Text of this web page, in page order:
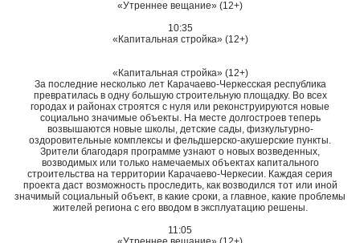
«Утреннее вещание» (12+)
10:35
«Капитальная стройка» (12+)
«Капитальная стройка» (12+)
За последние несколько лет Карачаево-Черкесская республика
превратилась в одну большую строительную площадку. Во всех
городах и районах строятся с нуля или реконструируются новые
социально значимые объекты. На месте долгостроев теперь
возвышаются новые школы, детские сады, физкультурно-
оздоровительные комплексы и фельдшерско-акушерские пункты.
Зрители благодаря программе узнают о новых возведенных,
возводимых или только намечаемых объектах капитального
строительства на территории Карачаево-Черкесии. Каждая серия
проекта даст возможность проследить, как возводился тот или иной
значимый социальный объект, в какие сроки, а главное, какие проблемы
жителей региона с его вводом в эксплуатацию решены.
11:05